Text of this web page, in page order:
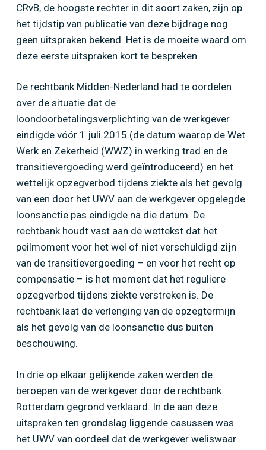
CRvB, de hoogste rechter in dit soort zaken, zijn op
het tijdstip van publicatie van deze bijdrage nog
geen uitspraken bekend. Het is de moeite waard om
deze eerste uitspraken kort te bespreken.
De rechtbank Midden-Nederland had te oordelen
over de situatie dat de
loondoorbetalingsverplichting van de werkgever
eindigde vóór 1 juli 2015 (de datum waarop de Wet
Werk en Zekerheid (WWZ) in werking trad en de
transitievergoeding werd geïntroduceerd) en het
wettelijk opzegverbod tijdens ziekte als het gevolg
van een door het UWV aan de werkgever opgelegde
loonsanctie pas eindigde na die datum. De
rechtbank houdt vast aan de wettekst dat het
peilmoment voor het wel of niet verschuldigd zijn
van de transitievergoeding – en voor het recht op
compensatie – is het moment dat het reguliere
opzegverbod tijdens ziekte verstreken is. De
rechtbank laat de verlenging van de opzegtermijn
als het gevolg van de loonsanctie dus buiten
beschouwing.
In drie op elkaar gelijkende zaken werden de
beroepen van de werkgever door de rechtbank
Rotterdam gegrond verklaard. In de aan deze
uitspraken ten grondslag liggende casussen was
het UWV van oordeel dat de werkgever weliswaar